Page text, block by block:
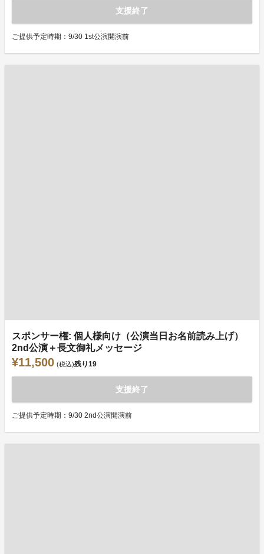
支援終了
ご提供予定時期：9/30 1st公演開演前
スポンサー権: 個人様向け（公演当日お名前読み上げ）
2nd公演＋長文御礼メッセージ
¥11,500 (税込)残り19
支援終了
ご提供予定時期：9/30 2nd公演開演前